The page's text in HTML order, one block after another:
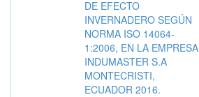
DE EFECTO
INVERNADERO SEGÚN
NORMA ISO 14064-
1:2006, EN LA EMPRESA
INDUMASTER S.A
MONTECRISTI,
ECUADOR 2016.